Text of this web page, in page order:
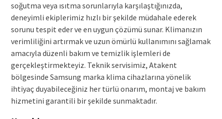
soğutma veya ısıtma sorunlarıyla karşılaştığınızda,
deneyimli ekiplerimiz hızlı bir şekilde müdahale ederek
sorunu tespit eder ve en uygun çözümü sunar. Klimanızın
verimliliğini artırmak ve uzun ömürlü kullanımını sağlamak
amacıyla düzenli bakım ve temizlik işlemleri de
gerçekleştirmekteyiz. Teknik servisimiz, Atakent
bölgesinde Samsung marka klima cihazlarına yönelik
ihtiyaç duyabileceğiniz her türlü onarım, montaj ve bakım
hizmetini garantili bir şekilde sunmaktadır.